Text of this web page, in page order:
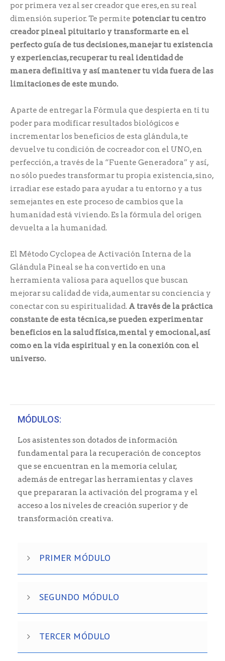
por primera vez al ser creador que eres, en su real
dimensión superior. Te permite potenciar tu centro
creador pineal pituitario y transformarte en el
perfecto guía de tus decisiones, manejar tu existencia
y experiencias, recuperar tu real identidad de
manera definitiva y así mantener tu vida fuera de las
limitaciones de este mundo.
Aparte de entregar la Fórmula que despierta en ti tu
poder para modificar resultados biológicos e
incrementar los beneficios de esta glándula, te
devuelve tu condición de cocreador con el UNO, en
perfección, a través de la “Fuente Generadora” y así,
no sólo puedes transformar tu propia existencia, sino,
irradiar ese estado para ayudar a tu entorno y a tus
semejantes en este proceso de cambios que la
humanidad está viviendo. Es la fórmula del origen
devuelta a la humanidad.
El Método Cyclopea de Activación Interna de la
Glándula Pineal se ha convertido en una
herramienta valiosa para aquellos que buscan
mejorar su calidad de vida, aumentar su conciencia y
conectar con su espiritualidad. A través de la práctica
constante de esta técnica, se pueden experimentar
beneficios en la salud física, mental y emocional, así
como en la vida espiritual y en la conexión con el
universo.
MÓDULOS:
Los asistentes son dotados de información
fundamental para la recuperación de conceptos
que se encuentran en la memoria celular,
además de entregar las herramientas y claves
que prepararan la activación del programa y el
acceso a los niveles de creación superior y de
transformación creativa.
PRIMER MÓDULO
SEGUNDO MÓDULO
TERCER MÓDULO